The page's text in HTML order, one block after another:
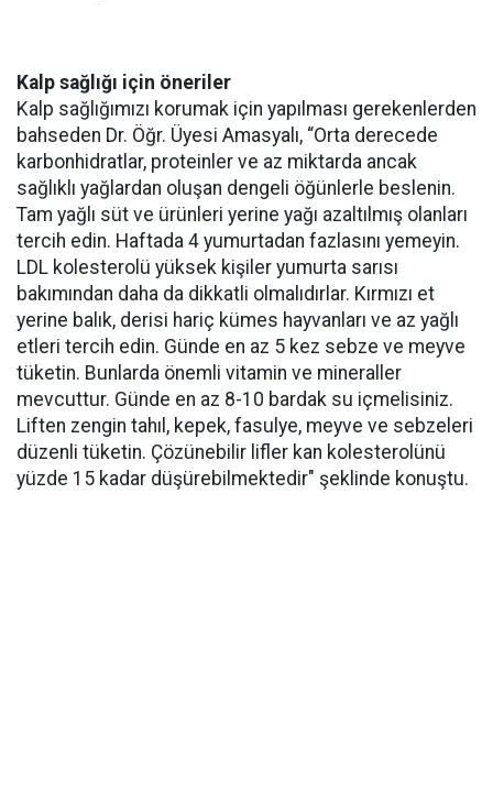
Kalp sağlığı için öneriler
Kalp sağlığımızı korumak için yapılması gerekenlerden
bahseden Dr. Öğr. Üyesi Amasyalı, “Orta derecede
karbonhidratlar, proteinler ve az miktarda ancak
sağlıklı yağlardan oluşan dengeli öğünlerle beslenin.
Tam yağlı süt ve ürünleri yerine yağı azaltılmış olanları
tercih edin. Haftada 4 yumurtadan fazlasını yemeyin.
LDL kolesterolü yüksek kişiler yumurta sarısı
bakımından daha da dikkatli olmalıdırlar. Kırmızı et
yerine balık, derisi hariç kümes hayvanları ve az yağlı
etleri tercih edin. Günde en az 5 kez sebze ve meyve
tüketin. Bunlarda önemli vitamin ve mineraller
mevcuttur. Günde en az 8-10 bardak su içmelisiniz.
Liften zengin tahıl, kepek, fasulye, meyve ve sebzeleri
düzenli tüketin. Çözünebilir lifler kan kolesterolünü
yüzde 15 kadar düşürebilmektedir" şeklinde konuştu.